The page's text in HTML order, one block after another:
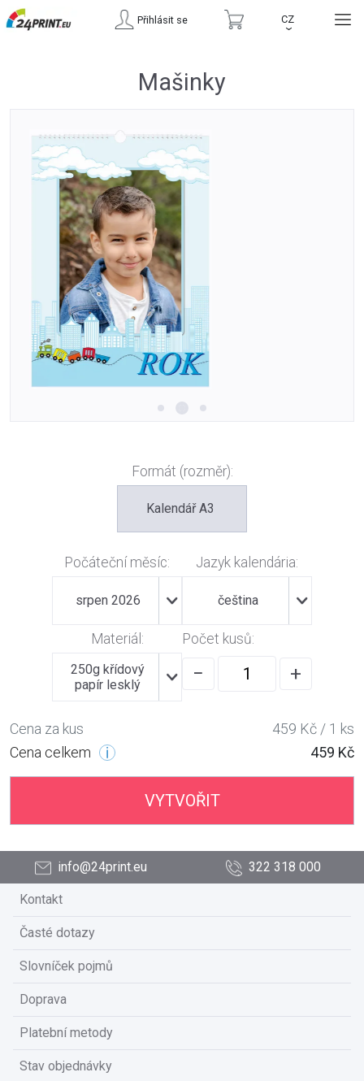
Přihlásit se CZ
›
Mašinky
Formát (rozměr):
Kalendář A3
Počáteční měsíc:
srpen 2026
Jazyk kalendária:
čeština
Materiál:
250g křídový
papír lesklý
Počet kusů:
− +
Cena za kus
459 Kč / 1 ks
Cena celkem
459 Kč
VYTVOŘIT
info@24print.eu 322 318 000
Kontakt
Časté dotazy
Slovníček pojmů
Doprava
Platební metody
Stav objednávky